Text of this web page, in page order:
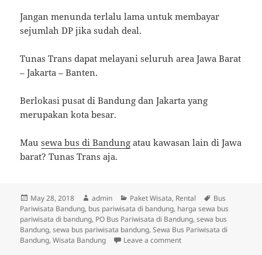
Jangan menunda terlalu lama untuk membayar
sejumlah DP jika sudah deal.
Tunas Trans dapat melayani seluruh area Jawa Barat
– Jakarta – Banten.
Berlokasi pusat di Bandung dan Jakarta yang
merupakan kota besar.
Mausewa bus di Bandung atau kawasan lain di Jawa
barat? Tunas Trans aja.
Posted
on
May 28, 2018 Author
admin Categories
Paket Wisata, Rental Tags
Bus
Pariwisata Bandung, bus pariwisata di bandung, harga sewa bus
pariwisata di bandung, PO Bus Pariwisata di Bandung,sewa bus
Bandung,sewa bus pariwisata bandung,Sewa Bus Pariwisata di
Bandung,Wisata Bandung Leave a commenton Biro Perjalanan